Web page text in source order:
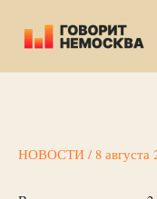
содержимому
НОВОСТИ / 8 августа